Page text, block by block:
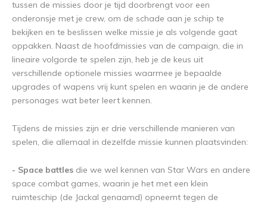
tussen de missies door je tijd doorbrengt voor een
onderonsje met je crew, om de schade aan je schip te
bekijken en te beslissen welke missie je als volgende gaat
oppakken. Naast de hoofdmissies van de campaign, die in
lineaire volgorde te spelen zijn, heb je de keus uit
verschillende optionele missies waarmee je bepaalde
upgrades of wapens vrij kunt spelen en waarin je de andere
personages wat beter leert kennen.
Tijdens de missies zijn er drie verschillende manieren van
spelen, die allemaal in dezelfde missie kunnen plaatsvinden:
- Space battles die we wel kennen van Star Wars en andere
space combat games, waarin je het met een klein
ruimteschip (de Jackal genaamd) opneemt tegen de